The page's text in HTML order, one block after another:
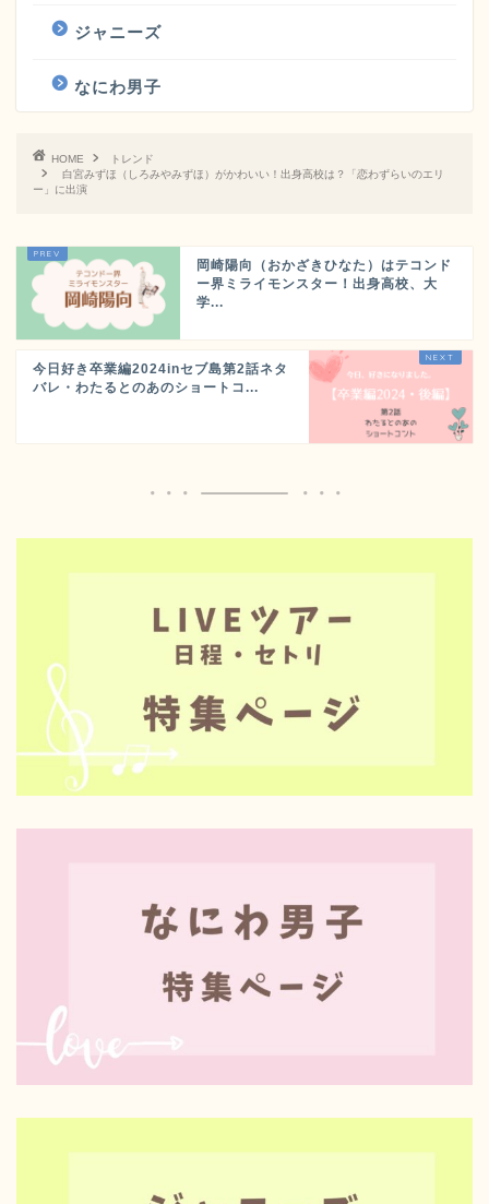
ジャニーズ
なにわ男子
HOME
トレンド
白宮みずほ（しろみやみずほ）がかわいい！出身高校は？「恋わずらいのエリ
ー」に出演
岡崎陽向（おかざきひなた）はテコンド
ー界ミライモンスター！出身高校、大
学...
今日好き卒業編2024inセブ島第2話ネタ
バレ・わたるとのあのショートコ...